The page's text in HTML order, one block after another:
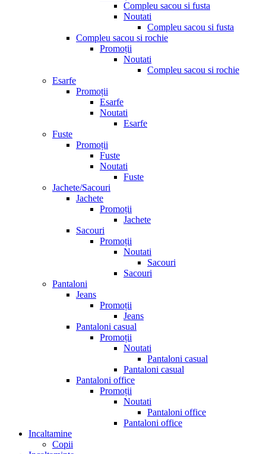
Compleu sacou si fusta
Noutati
Compleu sacou si fusta
Compleu sacou si rochie
Promoții
Noutati
Compleu sacou si rochie
Esarfe
Promoții
Esarfe
Noutati
Esarfe
Fuste
Promoții
Fuste
Noutati
Fuste
Jachete/Sacouri
Jachete
Promoții
Jachete
Sacouri
Promoții
Noutati
Sacouri
Sacouri
Pantaloni
Jeans
Promoții
Jeans
Pantaloni casual
Promoții
Noutati
Pantaloni casual
Pantaloni casual
Pantaloni office
Promoții
Noutati
Pantaloni office
Pantaloni office
Incaltamine
Copii